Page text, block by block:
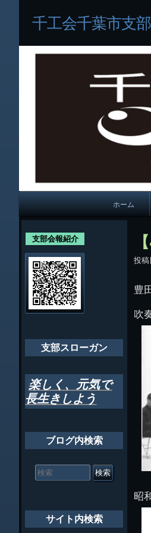
千工会千葉市支部
メ
イ
ン
ナ
ビ
ゲ
ー
ョ
ン
ホーム
投稿
豊
吹
昭
支部会報紹介
支部スローガン
楽しく、元気で
長生きしよう
ブログ内検索
索
サイト内検索